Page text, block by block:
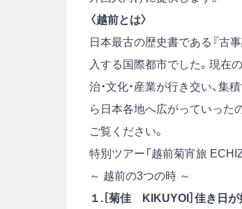
〈越前とは〉
日本最古の歴史書である『古
入する国際都市でした。現在
治・文化・産業が行き交い、
ら日本各地へ広がっていった
ご覧ください。
特別ツアー「越前菊宵旅
～ 越前の3つの時 ～
１.［菊佳 KIKUYOI］佳き日が